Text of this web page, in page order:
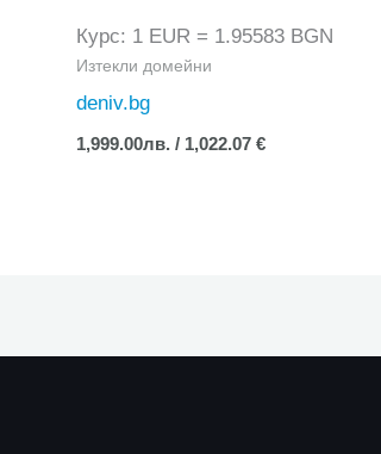
Курс: 1 EUR = 1.95583 BGN
Изтекли домейни
deniv.bg
1,999.00лв./ 1,022.07 €